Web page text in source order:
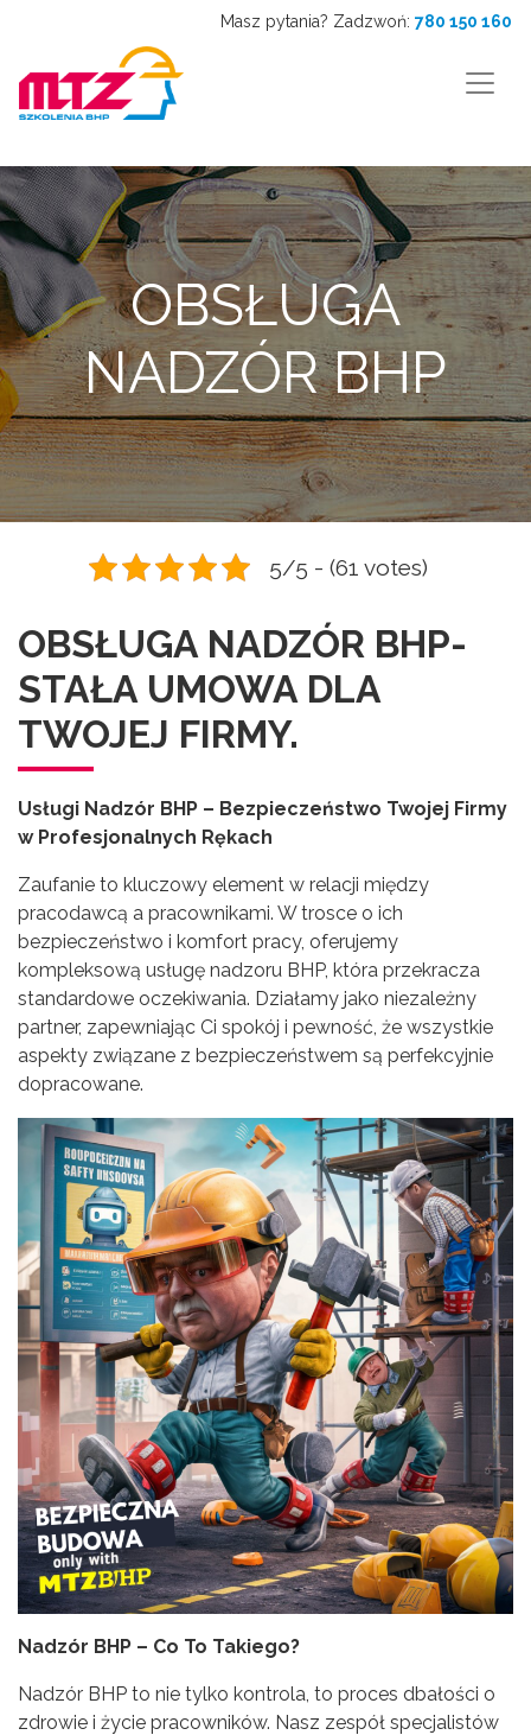
Masz pytania? Zadzwoń: 780 150 160
OBSŁUGA
NADZÓR BHP
5/5 - (61 votes)
OBSŁUGA NADZÓR BHP-
STAŁA UMOWA DLA
TWOJEJ FIRMY.
Usługi Nadzór BHP – Bezpieczeństwo Twojej Firmy
w Profesjonalnych Rękach
Zaufanie to kluczowy element w relacji między
pracodawcą a pracownikami. W trosce o ich
bezpieczeństwo i komfort pracy, oferujemy
kompleksową usługę nadzoru BHP, która przekracza
standardowe oczekiwania. Działamy jako niezależny
partner, zapewniając Ci spokój i pewność, że wszystkie
aspekty związane z bezpieczeństwem są perfekcyjnie
dopracowane.
Nadzór BHP – Co To Takiego?
Nadzór BHP to nie tylko kontrola, to proces dbałości o
zdrowie i życie pracowników. Nasz zespół specjalistów